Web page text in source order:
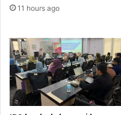
11 hours ago